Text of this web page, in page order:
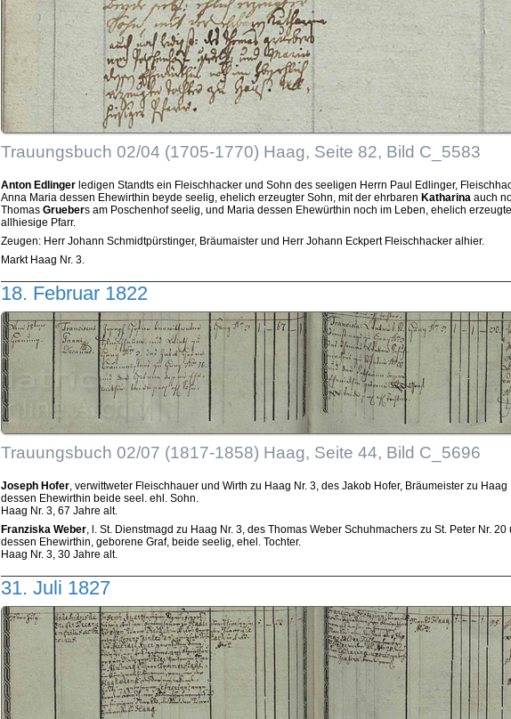
Trauungsbuch 02/04 (1705-1770) Haag, Seite 82, Bild C_5583
Anton Edlinger ledigen Standts ein Fleischhacker und Sohn des seeligen Herrn Paul Edlinger,
Anna Maria dessen Ehewirthin beyde seelig, ehelich erzeugter Sohn, mit der ehrbaren Katharina auch
Thomas Gruebers am Poschenhof seelig, und Maria dessen Ehewürthin noch im Leben, ehelich
allhiesige Pfarr.
Zeugen: Herr Johann Schmidtpürstinger, Bräumaister und Herr Johann Eckpert Fleischhacker alhier.
Markt Haag Nr. 3.
18. Februar 1822
Trauungsbuch 02/07 (1817-1858) Haag, Seite 44, Bild C_5696
Joseph Hofer, verwittweter Fleischhauer und Wirth zu Haag Nr. 3, des Jakob Hofer, Bräumeister zu
dessen Ehewirthin beide seel. ehl. Sohn.
Haag Nr. 3, 67 Jahre alt.
Franziska Weber, l. St. Dienstmagd zu Haag Nr. 3, des Thomas Weber Schuhmachers zu St. Peter Nr.
dessen Ehewirthin, geborene Graf, beide seelig, ehel. Tochter.
Haag Nr. 3, 30 Jahre alt.
31. Juli 1827